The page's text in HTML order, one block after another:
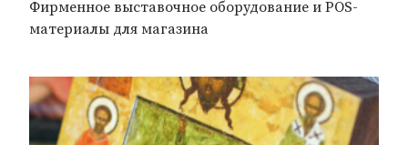
Фирменное выставочное оборудование и POS-
материалы для магазина